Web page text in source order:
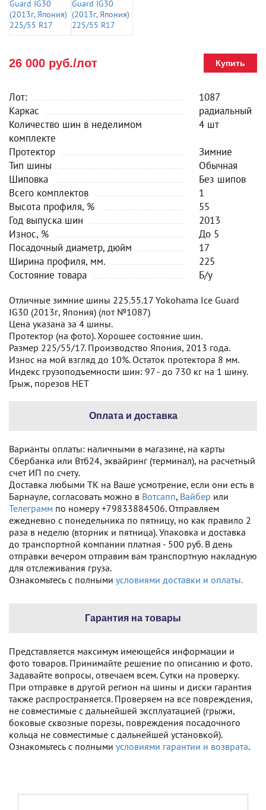
26 000 руб./лот Купить
Лот:
1087
Каркас
радиальный
Количество шин в неделимом
комплекте
4 шт
Протектор
Зимние
Тип шины
Обычная
Шиповка
Без шипов
Всего комплектов
1
Высота профиля, %
55
Год выпуска шин
2013
Износ, %
До 5
Посадочный диаметр, дюйм
17
Ширина профиля, мм.
225
Состояние товара
Б/у
Отличные зимние шины 225.55.17 Yokohama Ice Guard
IG30 (2013г, Япония) (лот №1087)
Цена указана за 4 шины.
Протектор (на фото). Хорошее состояние шин.
Размер 225/55/17. Производство Япония, 2013 года.
Износ на мой взгляд до 10%. Остаток протектора 8 мм.
Индекс грузоподъемности шин: 97 - до 730 кг на 1 шину.
Грыж, порезов НЕТ
Оплата и доставка
Варианты оплаты: наличными в магазине, на карты
Сбербанка или Втб24, эквайринг (терминал), на расчетный
счет ИП по счету.
Доставка любыми ТК на Ваше усмотрение, если они есть в
Барнауле, согласовать можно в Вотсапп, Вайбер или
Телеграмм по номеру +79833884506. Отправляем
ежедневно с понедельника по пятницу, но как правило 2
раза в неделю (вторник и пятница). Упаковка и доставка
до транспортной компании платная - 500 руб. В день
отправки вечером отправим вам транспортную накладную
для отслеживания груза.
Ознакомьтесь с полными условиями доставки и оплаты.
Гарантия на товары
Представляется максимум имеющейся информации и
фото товаров. Принимайте решение по описанию и фото.
Задавайте вопросы, отвечаем всем. Сутки на проверку.
При отправке в другой регион на шины и диски гарантия
также распространяется. Проверяем на все повреждения,
не совместимые с дальнейшей эксплуатацией (грыжи,
боковые сквозные порезы, повреждения посадочного
кольца не совместимые с дальнейшей установкой).
Ознакомьтесь с полными условиями гарантии и возврата.